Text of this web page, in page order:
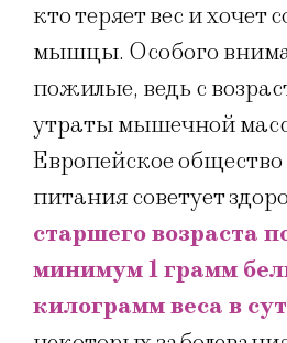
кто теряет вес и хочет
мышцы. Особого
пожилые, ведь с
утраты мышечной
Европейское
питания советует
старшего возраста
минимум 1 грамм
килограмм веса в